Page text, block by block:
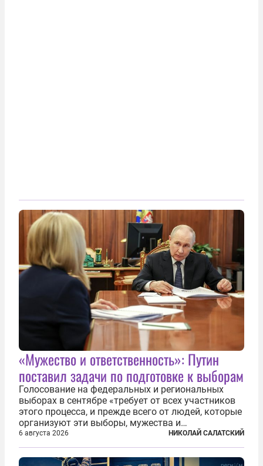
«Мужество и ответственность»: Путин
поставил задачи по подготовке к выборам
Голосование на федеральных и региональных
выборах в сентябре «требует от всех участников
этого процесса, и прежде всего от людей, которые
организуют эти выборы, мужества и
ответственного отношения к формированию
власти», — подчеркнул президент Владимир Путин
на состоявшейся 5 августа в Кремле...
6 августа 2026 НИКОЛАЙ САЛАТСКИЙ